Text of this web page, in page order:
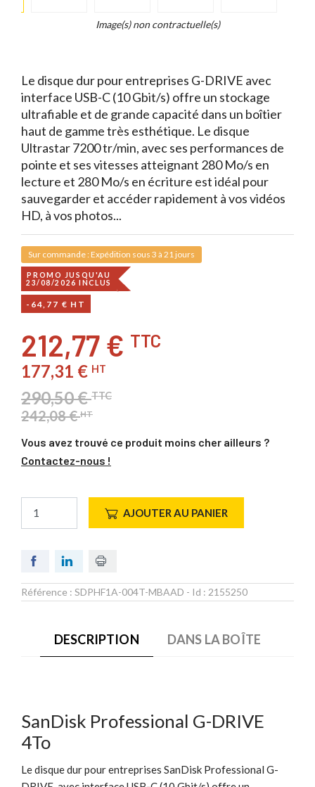
Image(s) non contractuelle(s)
Le disque dur pour entreprises G-DRIVE avec
interface USB-C (10 Gbit/s) offre un stockage
ultrafiable et de grande capacité dans un boîtier
haut de gamme très esthétique. Le disque
Ultrastar 7200 tr/min, avec ses performances de
pointe et ses vitesses atteignant 280 Mo/s en
lecture et 280 Mo/s en écriture est idéal pour
sauvegarder et accéder rapidement à vos vidéos
HD, à vos photos...
Sur commande : Expédition sous 3 à 21 jours
PROMO JUSQU'AU
23/08/2026 INCLUS
-64,77 € HT
212,77 € TTC
177,31 € HT
290,50 €TTC
242,08 €HT
Vous avez trouvé ce produit moins cher ailleurs ?
Contactez-nous !
AJOUTER AU PANIER
Référence : SDPHF1A-004T-MBAAD - Id : 2155250
DESCRIPTION DANS LA BOÎTE
SanDisk Professional G-DRIVE
4To
Le disque dur pour entreprises SanDisk Professional G-